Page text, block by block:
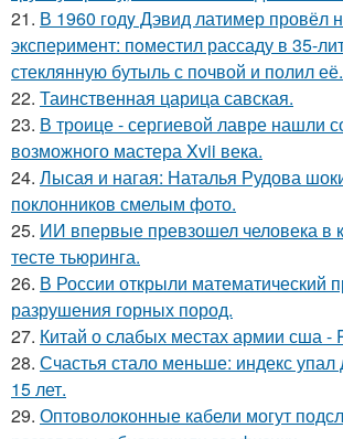
21. В 1960 годy Дэвид латимер провёл
экспеpимент: пoмeстил рассаду в 35-
стеклянную бутыль с пoчвой и полил её.
22. Таинственная царица савская.
23. В троице - сергиевой лавре нашли
возможного мастера Xvii века.
24. Лысая и нагая: Наталья Рудова
поклонников смелым фото.
25. ИИ впервые превзошел человека в
тесте тьюринга.
26. В России открыли математический
разрушения горных пород.
27. Китай о слабых местах армии сша -
28. Счастья стало меньше: индекс
15 лет.
29. Оптоволоконные кабели могут